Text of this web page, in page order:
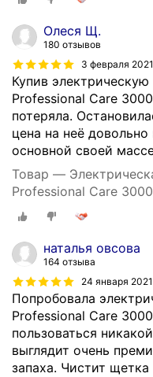
Олеся Щ.
180 отзывов
3 февраля 2021
Купив
Professional Care
потеряла.
цена на неё
основной своей
Товар —
Professional Care 3000
наталья овсова
164 отзыва
24 января 2021
Попробовала
Professional Care
пользоваться
выглядит очень
запаха. Чистит щетка